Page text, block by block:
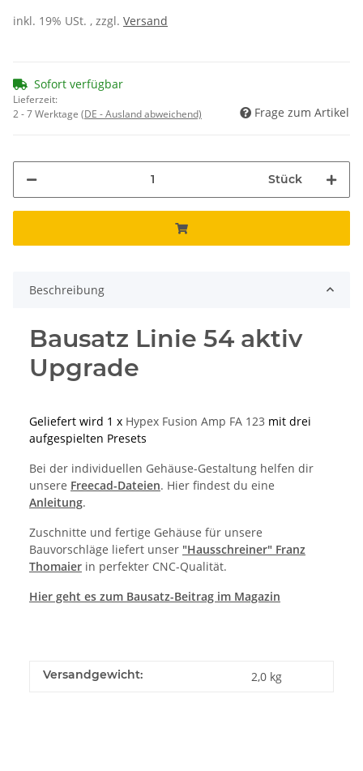
inkl. 19% USt. , zzgl. Versand
Sofort verfügbar
Lieferzeit:
2 - 7 Werktage (DE - Ausland abweichend) Frage zum Artikel
Stück
Beschreibung
Bausatz Linie 54 aktiv
Upgrade
Geliefert wird 1 x Hypex Fusion Amp FA 123 mit drei
aufgespielten Presets
Bei der individuellen Gehäuse-Gestaltung helfen dir
unsere Freecad-Dateien. Hier findest du eine
Anleitung.
Zuschnitte und fertige Gehäuse für unsere
Bauvorschläge liefert unser "Hausschreiner" Franz
Thomaier in perfekter CNC-Qualität.
Hier geht es zum Bausatz-Beitrag im Magazin
Versandgewicht: 2,0 kg